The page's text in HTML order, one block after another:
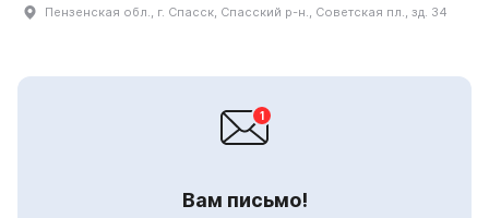
Пензенская обл., г. Спасск, Спасский р-н., Советская пл., зд. 34
Вам письмо!